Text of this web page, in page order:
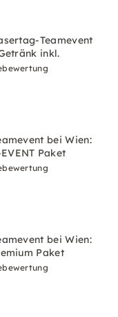
Teamevent
inkl.
bei Wien:
Paket
bei Wien:
Paket